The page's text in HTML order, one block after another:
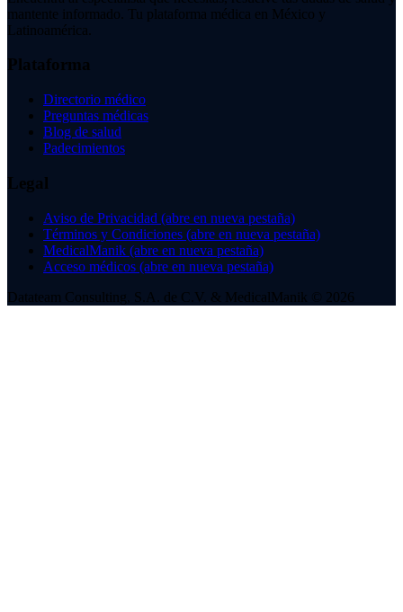
mantente informado. Tu plataforma médica en México y
Latinoamérica.
Plataforma
Directorio médico
Preguntas médicas
Blog de salud
Padecimientos
Legal
Aviso de Privacidad (abre en nueva pestaña)
Términos y Condiciones (abre en nueva pestaña)
MedicalManik (abre en nueva pestaña)
Acceso médicos (abre en nueva pestaña)
Datateam Consulting, S.A. de C.V. & MedicalManik © 2026